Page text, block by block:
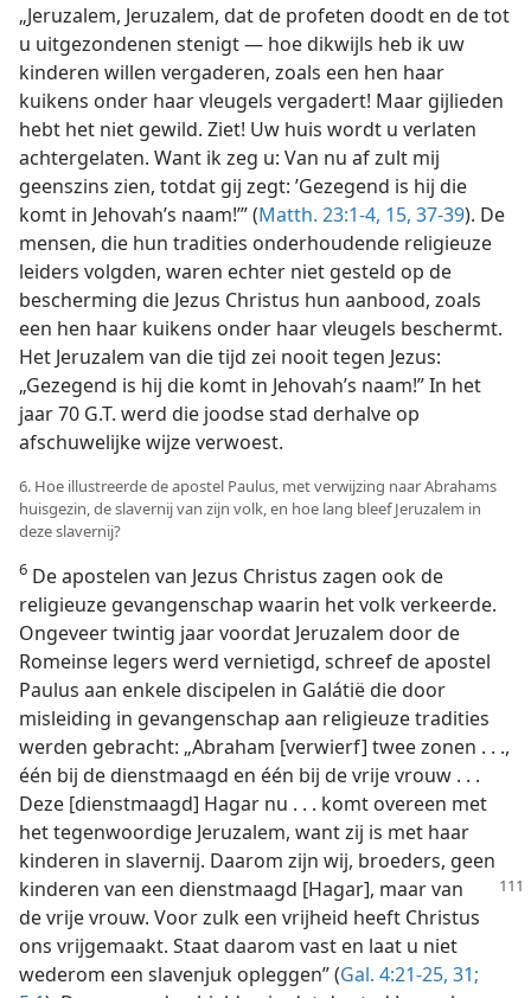
„Jeruzalem, Jeruzalem, dat de profeten doodt en de tot
u uitgezondenen stenigt — hoe dikwijls heb ik uw
kinderen willen vergaderen, zoals een hen haar
kuikens onder haar vleugels vergadert! Maar gijlieden
hebt het niet gewild. Ziet! Uw huis wordt u verlaten
achtergelaten. Want ik zeg u: Van nu af zult mij
geenszins zien, totdat gij zegt: ’Gezegend is hij die
komt in Jehovah’s naam!’” (Matth. 23:1-4, 15, 37-39). De
mensen, die hun tradities onderhoudende religieuze
leiders volgden, waren echter niet gesteld op de
bescherming die Jezus Christus hun aanbood, zoals
een hen haar kuikens onder haar vleugels beschermt.
Het Jeruzalem van die tijd zei nooit tegen Jezus:
„Gezegend is hij die komt in Jehovah’s naam!” In het
jaar 70 G.T. werd die joodse stad derhalve op
afschuwelijke wijze verwoest.
6. Hoe illustreerde de apostel Paulus, met verwijzing naar Abrahams
huisgezin, de slavernij van zijn volk, en hoe lang bleef Jeruzalem in
deze slavernij?
6 De apostelen van Jezus Christus zagen ook de
religieuze gevangenschap waarin het volk verkeerde.
Ongeveer twintig jaar voordat Jeruzalem door de
Romeinse legers werd vernietigd, schreef de apostel
Paulus aan enkele discipelen in Galátië die door
misleiding in gevangenschap aan religieuze tradities
werden gebracht: „Abraham [verwierf] twee zonen . . .,
één bij de dienstmaagd en één bij de vrije vrouw . . .
Deze [dienstmaagd] Hagar nu . . . komt overeen met
het tegenwoordige Jeruzalem, want zij is met haar
kinderen in slavernij. Daarom zijn wij, broeders, geen
kinderen van een dienstmaagd [Hagar], maarvan
de vrije vrouw. Voor zulk een vrijheid heeft Christus
ons vrijgemaakt. Staat daarom vast en laat u niet
wederom een slavenjuk opleggen” (Gal. 4:21-25, 31;